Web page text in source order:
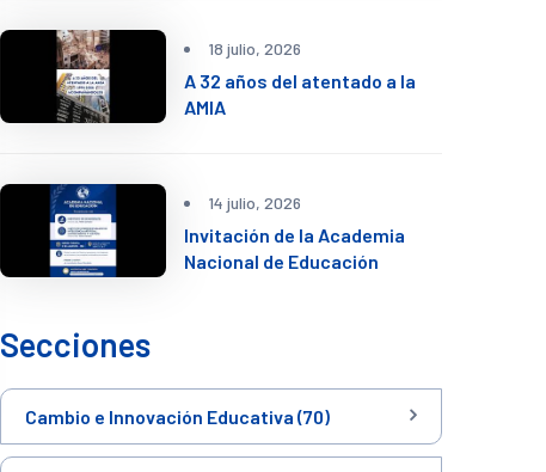
18 julio, 2026
A 32 años del atentado a la
AMIA
14 julio, 2026
Invitación de la Academia
Nacional de Educación
Secciones
Cambio e Innovación Educativa (70)